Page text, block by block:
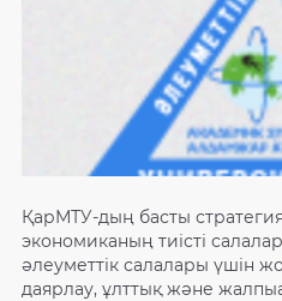
ҚарМТУ-дың басты
экономиканың тиісті
әлеуметтік салалары үшін
даярлау, ұлттық және